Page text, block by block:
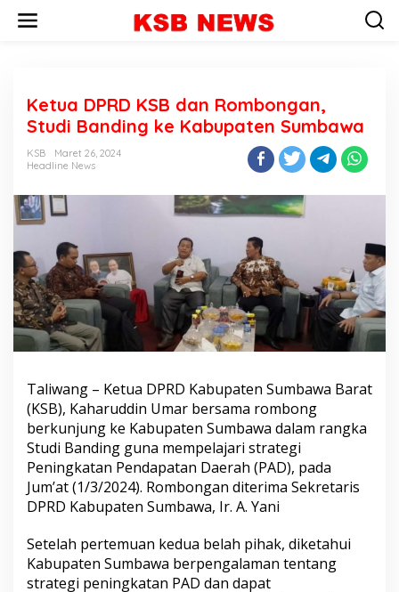
Ketua DPRD KSB dan Rombongan,
Studi Banding ke Kabupaten Sumbawa
KSB
Maret 26, 2024
Headline News
Taliwang – Ketua DPRD Kabupaten Sumbawa Barat
(KSB), Kaharuddin Umar bersama rombong
berkunjung ke Kabupaten Sumbawa dalam rangka
Studi Banding guna mempelajari strategi
Peningkatan Pendapatan Daerah (PAD), pada
Jum’at (1/3/2024). Rombongan diterima Sekretaris
DPRD Kabupaten Sumbawa, Ir. A. Yani
Setelah pertemuan kedua belah pihak, diketahui
Kabupaten Sumbawa berpengalaman tentang
strategi peningkatan PAD dan dapat